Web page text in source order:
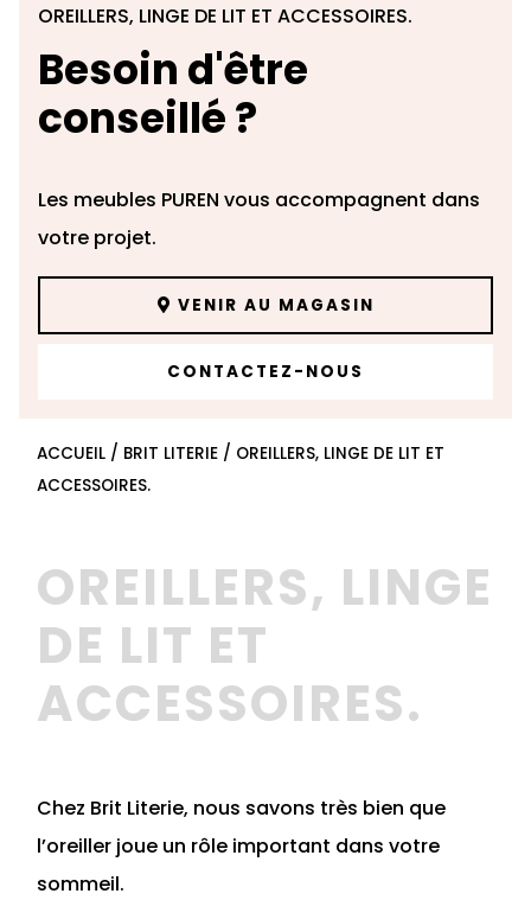
OREILLERS, LINGE DE LIT ET ACCESSOIRES.
Besoin d'être
conseillé ?
Les meubles PUREN vous accompagnent dans
votre projet.
VENIR AU MAGASIN
CONTACTEZ-NOUS
ACCUEIL / BRIT LITERIE / OREILLERS, LINGE DE LIT ET
ACCESSOIRES.
OREILLERS, LINGE
DE LIT ET
ACCESSOIRES.
Chez Brit Literie, nous savons très bien que
l’oreiller joue un rôle important dans votre
sommeil.